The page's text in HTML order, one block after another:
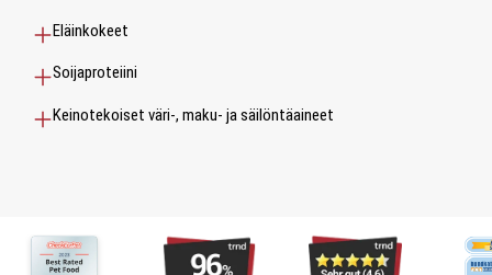
Eläinkokeet
Soijaproteiini
Keinotekoiset väri-, maku- ja säilöntäaineet